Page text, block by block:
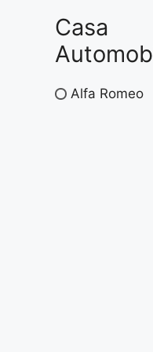
Casa
Alfa Romeo